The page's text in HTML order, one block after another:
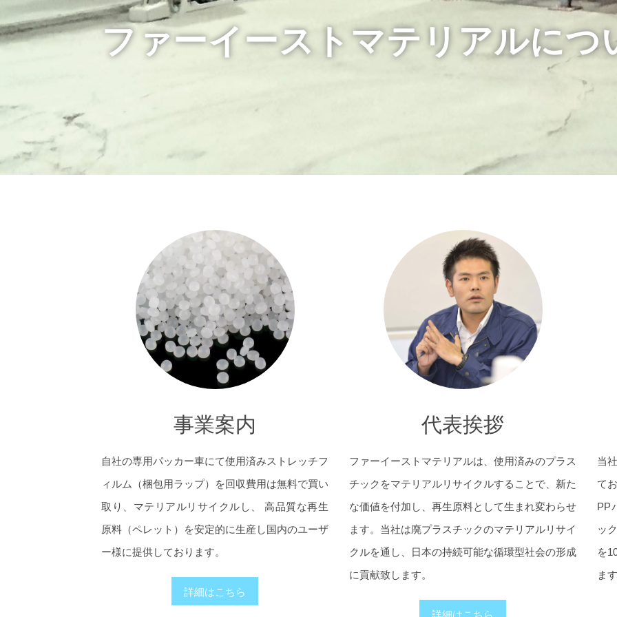
ファーイーストマテリアルにつ
事業案内
自社の専用パッカー車にて使用済みストレッチフ
ィルム（梱包用ラップ）を回収費用は無料で買い
取り、マテリアルリサイクルし、 高品質な再生
原料（ペレット）を安定的に生産し国内のユーザ
ー様に提供しております。
詳細はこちら
代表挨拶
ファーイーストマテリアルは、使用済みのプラス
チックをマテリアルリサイクルすることで、新た
な価値を付加し、再生原料として生まれ変わらせ
ます。当社は廃プラスチックのマテリアルリサイ
クルを通し、日本の持続可能な循環型社会の形成
に貢献致します。
詳細はこちら
当
て
PP
ッ
を
ま